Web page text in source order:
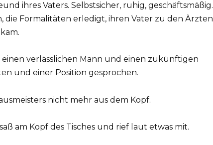
ihres Vaters. Selbstsicher, ruhig, geschäftsmäßig.
die Formalitäten erledigt, ihren Vater zu den Ärzten
einen verlässlichen Mann und einen zukünftigen
und einer Position gesprochen.
nicht mehr aus dem Kopf.
am Kopf des Tisches und rief laut etwas mit.